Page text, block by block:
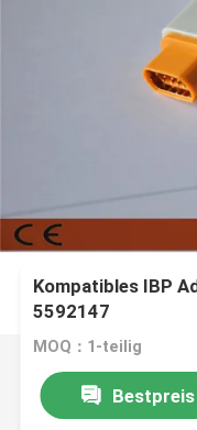
Kompatibles IBP
5592147
MOQ：1-teilig
Bestpreis